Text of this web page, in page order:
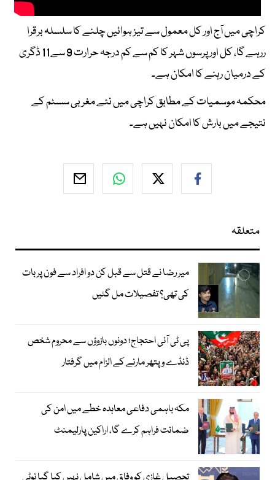
کراچی میں آج اور کل معمول سے تیز ہوائیں چلنے کا سلسلہ برقرا
ررہے گا، کل اور پرسوں شہر کا کم سے کم درجہ حرارت 9 سے11 ڈگری
کے درمیان رہنے کا امکان ہے۔
محکمہ موسمیات کے مطابق کراچی میں نئے مغربی سسٹم کے
نتیجے میں بارش کا امکان نہیں ہے۔
متعلقہ
میر رضا نے قتل سے قبل کن دو افراد سے فون پر بات
کی تھی؟ تفصیلات مل گئیں
پی ٹی آئی احتجاج؛ دونوں بازوؤں سے محروم شخص
ڈنڈے و پتھر مارنے کے الزام میں گرفتار
مکہ باہمی دفاعی معاہدہ خطے میں امن کی
ضمانت فراہم کرے گا، اراکین پارلیمنٹ